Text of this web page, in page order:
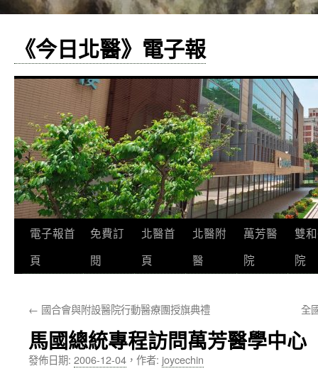
《今日北醫》電子報
跳
至
要
內
容
電子報首
頁
免費訂
閱
北醫首
頁
北醫附
醫
萬芳醫
院
雙
院
← 國合會與附設醫院行動醫療團授旗典禮 全
馬國總統專程訪問萬芳醫學中心
發佈日期: 2006-12-04 ， 作者: joycechin